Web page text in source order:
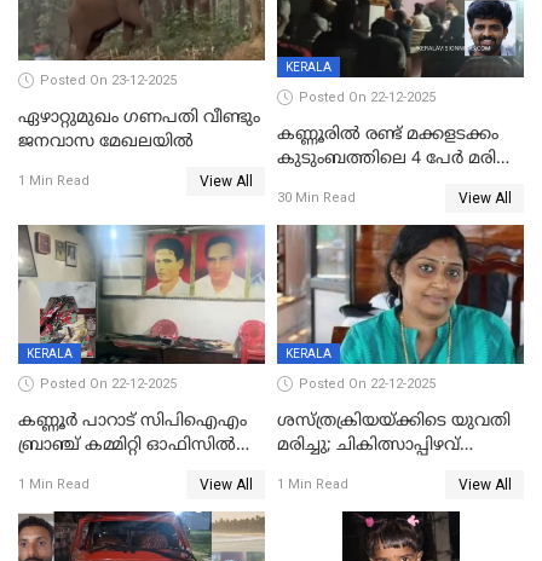
Posted On 23-12-2025
ഏഴാറ്റുമുഖം ഗണപതി വീണ്ടും
ജനവാസ മേഖലയിൽ
1 Min Read View All
KERALA
Posted On 22-12-2025
കണ്ണൂരിൽ രണ്ട് മക്കളടക്കം
കുടുംബത്തിലെ 4 പേർ മരിച്ച
30 Min Read View All
KERALA
Posted On 22-12-2025
കണ്ണൂർ പാറാട് സിപിഐഎം
ബ്രാഞ്ച് കമ്മിറ്റി ഓഫിസിൽ
ചിത്രങ്ങളടക്കം കത്തിയ
നിലയിൽ
1 Min Read View All
KERALA
Posted On 22-12-2025
ശസ്ത്രക്രിയയ്‌ക്കിടെ യുവതി
മരിച്ചു; ചികിത്സാപ്പിഴവ്
സംഭവം മാവേലിക്കരയിൽ
1 Min Read View All